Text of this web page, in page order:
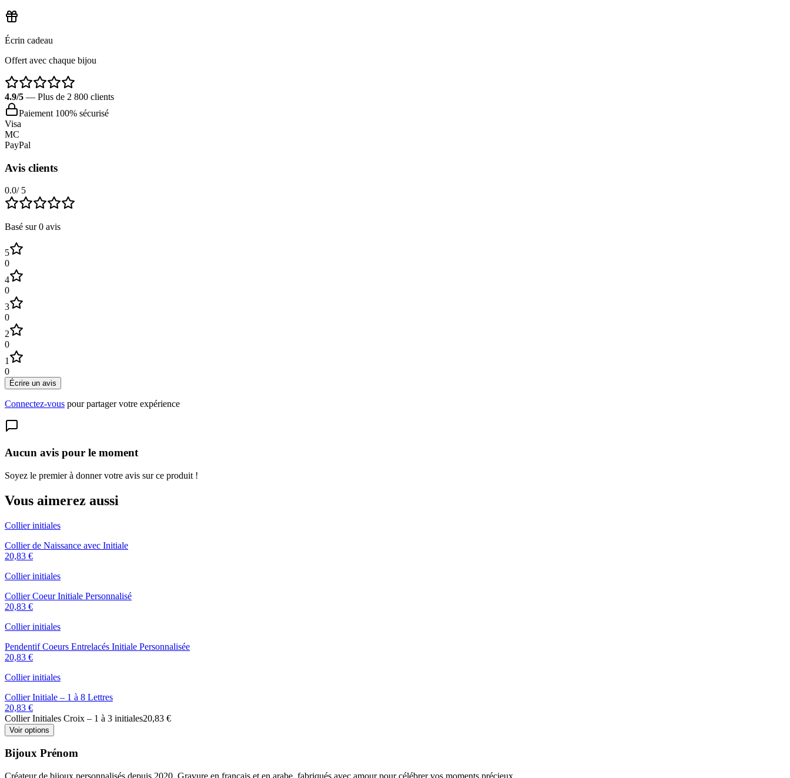
Écrin cadeau
Offert avec chaque bijou
4.9/5 — Plus de 2 800 clients
Paiement 100% sécurisé
Visa
MC
PayPal
Avis clients
0.0/ 5
Basé sur0 avis
5
0
4
0
3
0
2
0
1
0
Écrire un avis
Connectez-vous pour partager votre expérience
Aucun avis pour le moment
Soyez le premier à donner votre avis sur ce produit !
Vous aimerez aussi
Collier initiales
Collier de Naissance avec Initiale
20,83 €
Collier initiales
Collier Coeur Initiale Personnalisé
20,83 €
Collier initiales
Pendentif Coeurs Entrelacés Initiale Personnalisée
20,83 €
Collier initiales
Collier Initiale – 1 à 8 Lettres
20,83 €
Collier Initiales Croix – 1 à 3 initiales20,83 €
Voir options
Bijoux Prénom
Créateur de bijoux personnalisés depuis 2020. Gravure en français et en arabe, fabriqués avec amour pour célébrer vos moments précieux.